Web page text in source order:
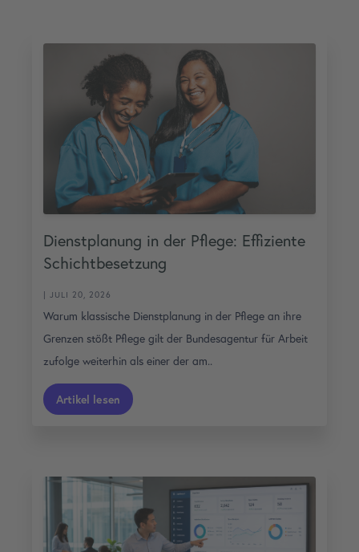
Dienstplanung in der Pflege: Effiziente
Schichtbesetzung
| JULI 20, 2026
Warum klassische Dienstplanung in der Pflege an ihre
Grenzen stößt Pflege gilt der Bundesagentur für Arbeit
zufolge weiterhin als einer der am..
Artikel lesen